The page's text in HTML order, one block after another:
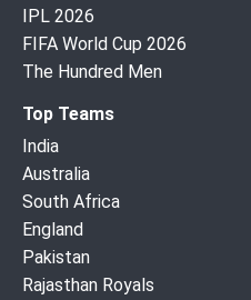
IPL 2026
FIFA World Cup 2026
The Hundred Men
Top Teams
India
Australia
South Africa
England
Pakistan
Rajasthan Royals